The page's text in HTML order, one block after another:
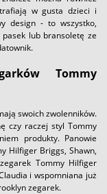
w gusta dzieci i
design - to wszystko,
lub bransoletę ze
Tommy
swoich zwolenników.
czy raczej styl Tommy
produkty. Panowie
Hilfiger Briggs, Shawn,
Tommy Hilfiger
i wspomniana już
zegarek.